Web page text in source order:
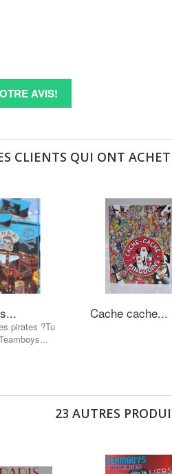
AVIS!
CLIENTS QUI ONT
pirates ?Tu
Cache cache...
23 AUTRES